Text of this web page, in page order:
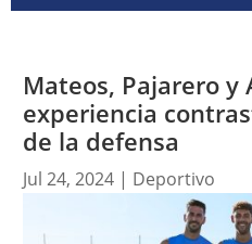
Mateos, Pajarero y
experiencia
de la defensa
Jul 24, 2024| Deportivo